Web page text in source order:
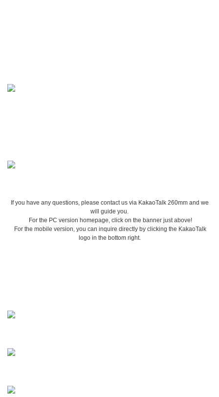
If you have any questions, please contact us via KakaoTalk 260mm and we
will guide you.
For the PC version homepage, click on the banner just above!
For the mobile version, you can inquire directly by clicking the KakaoTalk
logo in the bottom right.